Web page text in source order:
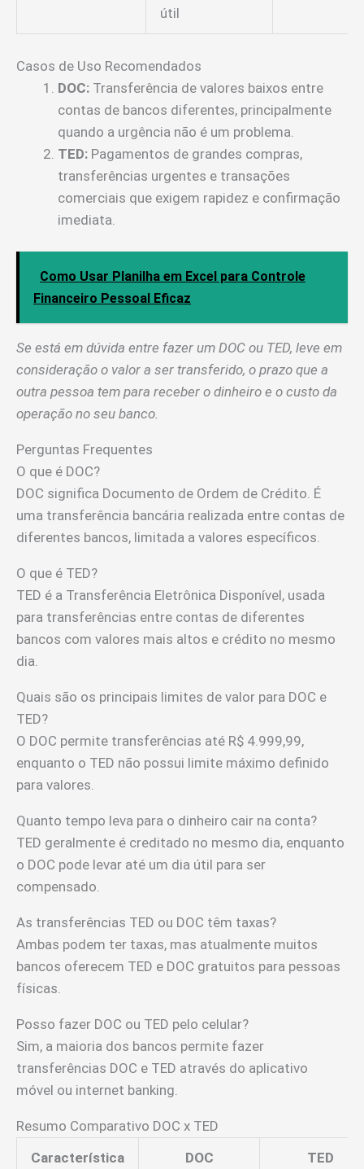
útil
Casos de Uso Recomendados
DOC: Transferência de valores baixos entre
contas de bancos diferentes, principalmente
quando a urgência não é um problema.
TED: Pagamentos de grandes compras,
transferências urgentes e transações
comerciais que exigem rapidez e confirmação
imediata.
Como Usar Planilha em Excel para Controle
Financeiro Pessoal Eficaz
Se está em dúvida entre fazer um DOC ou TED, leve em
consideração o valor a ser transferido, o prazo que a
outra pessoa tem para receber o dinheiro e o custo da
operação no seu banco.
Perguntas Frequentes
O que é DOC?
DOC significa Documento de Ordem de Crédito. É
uma transferência bancária realizada entre contas de
diferentes bancos, limitada a valores específicos.
O que é TED?
TED é a Transferência Eletrônica Disponível, usada
para transferências entre contas de diferentes
bancos com valores mais altos e crédito no mesmo
dia.
Quais são os principais limites de valor para DOC e
TED?
O DOC permite transferências até R$ 4.999,99,
enquanto o TED não possui limite máximo definido
para valores.
Quanto tempo leva para o dinheiro cair na conta?
TED geralmente é creditado no mesmo dia, enquanto
o DOC pode levar até um dia útil para ser
compensado.
As transferências TED ou DOC têm taxas?
Ambas podem ter taxas, mas atualmente muitos
bancos oferecem TED e DOC gratuitos para pessoas
físicas.
Posso fazer DOC ou TED pelo celular?
Sim, a maioria dos bancos permite fazer
transferências DOC e TED através do aplicativo
móvel ou internet banking.
Resumo Comparativo DOC x TED
Característica
DOC TED